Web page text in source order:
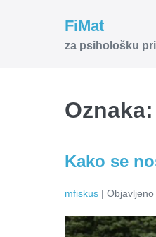
FiMat
za psihološku
Oznaka:
Kako se
mfiskus | Objavljeno
Kako